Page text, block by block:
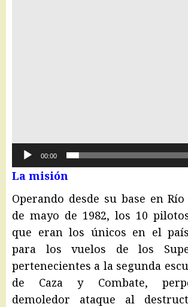
00:00
La misión
Operando desde su base en
de mayo de 1982, los 10
que eran los únicos en el
para los vuelos de los
pertenecientes a la segunda
de Caza y Combate,
demoledor ataque al